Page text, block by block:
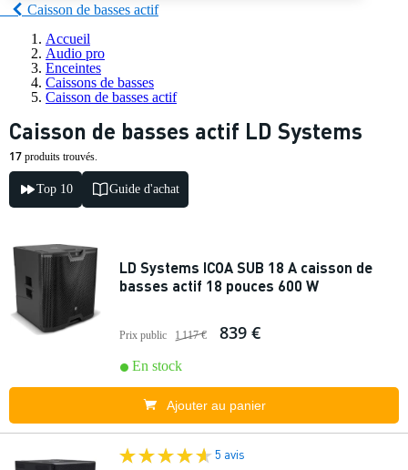
Caisson de basses actif
Accueil
Audio pro
Enceintes
Caissons de basses
Caisson de basses actif
Caisson de basses actif LD Systems
17 produits trouvés.
Top 10 Guide d'achat
LD Systems ICOA SUB 18 A caisson de
basses actif 18 pouces 600 W
Prix public 1 117 € 839 €
En stock
Ajouter au panier
5 avis